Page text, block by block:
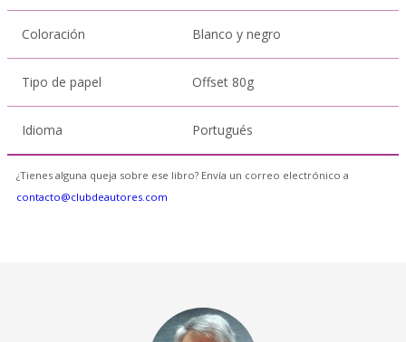
Coloración Blanco y negro
Tipo de papel Offset 80g
Idioma Portugués
¿Tienes alguna queja sobre ese libro? Envía un correo electrónico a
contacto@clubdeautores.com